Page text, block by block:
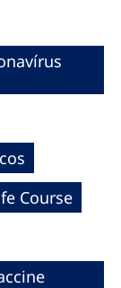
Course